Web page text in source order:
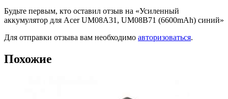
Будьте первым, кто оставил отзыв на «Усиленный
аккумулятор для Acer UM08A31, UM08B71 (6600mAh) синий»
Для отправки отзыва вам необходимо авторизоваться.
Похожие